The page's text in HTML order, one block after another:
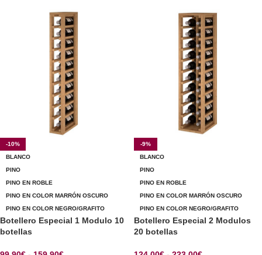
-10%
BLANCO
PINO
PINO EN ROBLE
PINO EN COLOR MARRÓN OSCURO
PINO EN COLOR NEGRO/GRAFITO
Botellero Especial 1 Modulo 10
botellas
-9%
BLANCO
PINO
PINO EN ROBLE
PINO EN COLOR MARRÓN OSCURO
PINO EN COLOR NEGRO/GRAFITO
Botellero Especial 2 Modulos
20 botellas